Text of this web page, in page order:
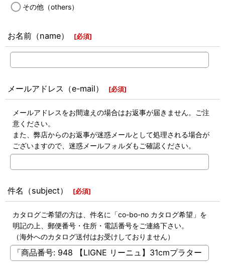
その他（others）
お名前（name） [必須]
メールアドレス（e-mail） [必須]
メールアドレスをお間違えの場合はお返事が届きません。ご注
意ください。
また、弊店からのお返事が迷惑メールとして処理される場合が
ございますので、迷惑メールフォルダもご確認ください。
件名（subject） [必須]
カタログご希望の方は、件名に「co-bo-no カタログ希望」を
明記の上、郵便番号・住所・電話番号をご連絡下さい。
（海外へのカタログ送付はお受けしておりません）